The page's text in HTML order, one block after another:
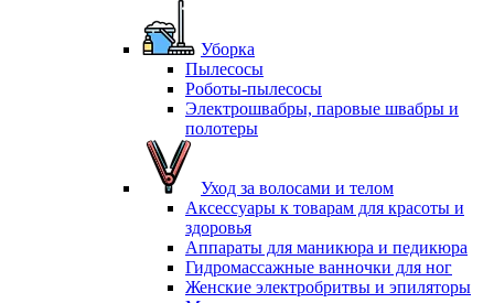
Уборка
Пылесосы
Роботы-пылесосы
Электрошвабры, паровые швабры и
полотеры
Уход за волосами и телом
Аксессуары к товарам для красоты и
здоровья
Аппараты для маникюра и педикюра
Гидромассажные ванночки для ног
Женские электробритвы и эпиляторы